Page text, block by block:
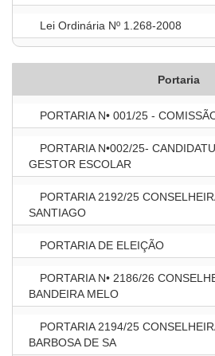
Lei Ordinária Nº 1.268-2008
Portaria
PORTARIA N• 001/25 -
PORTARIA N•002/25-
GESTOR ESCOLAR
PORTARIA 2192/25
SANTIAGO
PORTARIA DE ELEIÇÃO
PORTARIA N• 2186/26
BANDEIRA MELO
PORTARIA 2194/25
BARBOSA DE SA